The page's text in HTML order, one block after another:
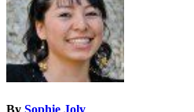
By Sophie Joly